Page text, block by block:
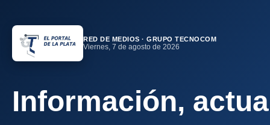
RED DE MEDIOS · GRUPO TECNOCOM
Viernes, 7 de agosto de 2026
Información,